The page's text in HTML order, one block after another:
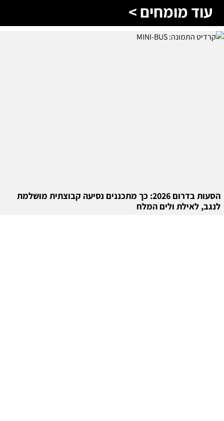
עוד מומחים >
הסעות בדרום 2026: כך מתכננים נסיעה קבוצתית מושלמת
לנגב, לאילת ולים המלח